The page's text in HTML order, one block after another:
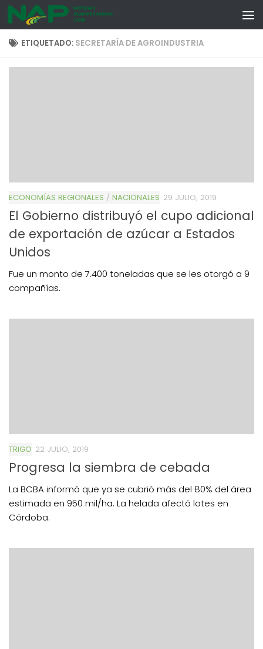
Skip to content
ETIQUETADO: SECRETARÍA DE AGROINDUSTRIA
ECONOMÍAS REGIONALES / NACIONALES 29 JULIO, 2019
El Gobierno distribuyó el cupo adicional
de exportación de azúcar a Estados
Unidos
Fue un monto de 7.400 toneladas que se les otorgó a 9
compañías.
TRIGO 22 JULIO, 2019
Progresa la siembra de cebada
La BCBA informó que ya se cubrió más del 80% del área
estimada en 950 mil/ha. La helada afectó lotes en
Córdoba.